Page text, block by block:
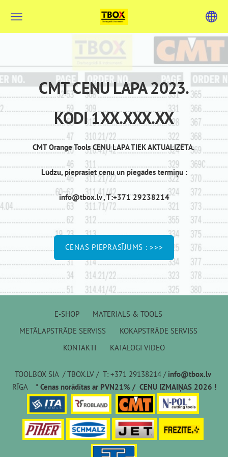
CMT CENU LAPA 2023.
KODI 1XX.XXX.XX
CMT Orange Tools CENU LAPA TIEK AKTUALIZĒTA.
Lūdzu, pieprasiet cenu un piegādes termiņu :
info@tbox.lv, T:+371 29238214
​CENAS PIEPRASĪJUMS : >>>​
E-SHOP
MATERIALS & TOOLS
METĀLAPSTRĀDE SERVISS
KOKAPSTRĀDE SERVISS
KONTAKTI
KATALOGI VIDEO
TOOLBOX SIA / TBOX.LV / T: +371 29138214 / info@tbox.lv
RĪGA * Cenas norādītas ar PVN21% / CENU IZMAIŅAS 2026 !